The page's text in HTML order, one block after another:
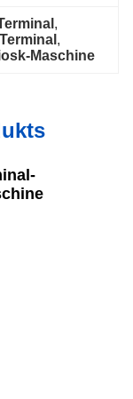
,
,
Maschine